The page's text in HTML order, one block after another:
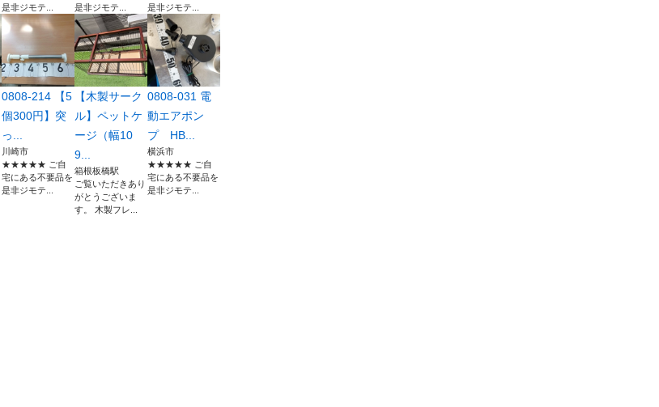
是非ジモテ...
是非ジモテ...
是非ジモテ...
0808-214 【5
個300円】突
っ...
川崎市
★★★★★ ご自
宅にある不要品を
是非ジモテ...
【木製サーク
ル】ペットケ
ージ（幅10
9...
箱根板橋駅
ご覧いただきあり
がとうございま
す。 木製フレ...
0808-031 電
動エアポン
プ HB...
横浜市
★★★★★ ご自
宅にある不要品を
是非ジモテ...